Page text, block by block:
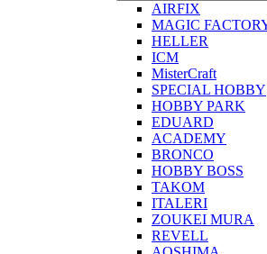
AIRFIX
MAGIC
HELLER
ICM
MisterCraft
SPECIAL HOBBY
HOBBY PARK
EDUARD
ACADEMY
BRONCO
HOBBY BOSS
TAKOM
ITALERI
ZOUKEI MURA
REVELL